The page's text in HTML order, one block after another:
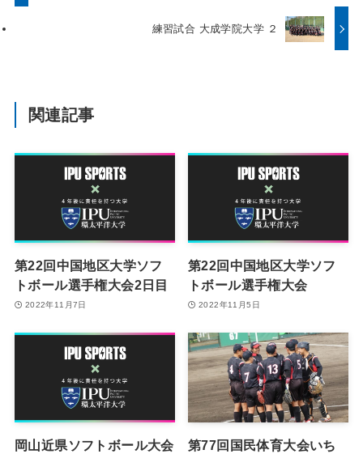
練習試合 大成学院大学 ２
関連記事
第22回中国地区大学ソフ
トボール選手権大会2日目
2022年11月7日
第22回中国地区大学ソフ
トボール選手権大会
2022年11月5日
岡山近県ソフトボール大会
第77回国民体育大会いち